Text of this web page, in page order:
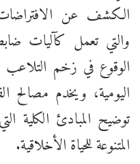
الكشف عن الافتراضات
والتي تعمل كآليات
الوقوع في زخم التلاعب
اليومية، ويخدم مصالح
توضيح المبادئ الكلية
المتنوعة للحياة الأخلاقية.